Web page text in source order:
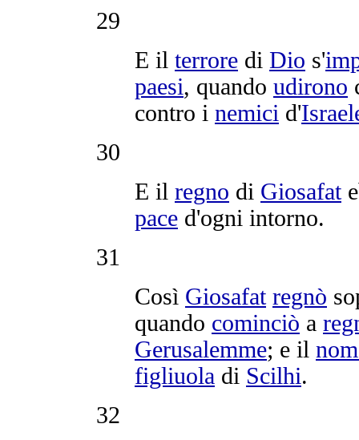
29
E il terrore di Dio s'
paesi, quando udirono
contro i nemici d'
30
E il regno di Giosafat
pace d'ogni intorno.
31
Così Giosafat regnò
quando cominciò a
Gerusalemme; e il
figliuola di Scilhi.
32